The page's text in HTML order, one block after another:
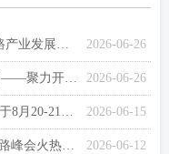
2026-06-26
2026ICS峰会 | 周生明：深圳集成电路产业发展研究报告 (PPT)
2026-06-26
聚焦2026中国（深圳）集成电路峰会——聚力开源筑芯，智绘湾区未来
2026-06-15
AI赋能国产芯应用 | ICDIA 创芯展将于8月20-21日在南京举行！
2026-06-12
峰会通知 | 2026中国（深圳）集成电路峰会火热报名中